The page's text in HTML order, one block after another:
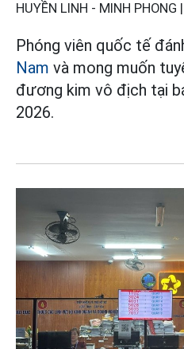
HUYỀN LINH - MINH PHONG |
Phóng viên quốc tế
Nam và mong muốn
đương kim vô địch tại
2026.